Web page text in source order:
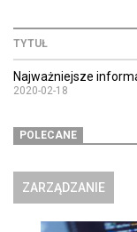
TYTUŁ
Najważniejsze
2020-02-18
POLECANE
ZARZĄDZANIE